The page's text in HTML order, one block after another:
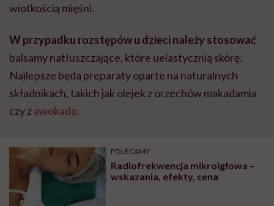
wiotkością mięśni.
W przypadku rozstępów u dzieci należy stosować
balsamy natłuszczające, które uelastycznią skórę.
Najlepsze będą preparaty oparte na naturalnych
składnikach, takich jak olejek z orzechów makadamia
czy zawokado.
POLECAMY
Radiofrekwencja mikroigłowa –
wskazania, efekty, cena